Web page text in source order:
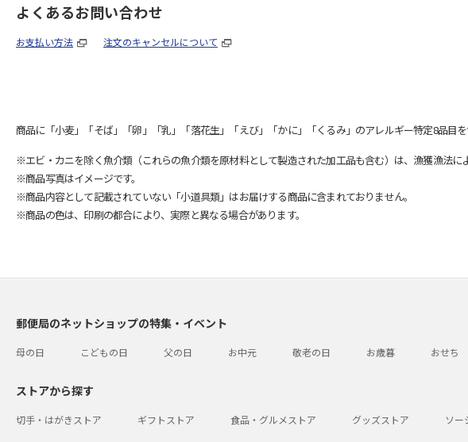
よくあるお問い合わせ
お支払い方法 注文のキャンセルについて
商品に「小麦」「そば」「卵」「乳」「落花生」「えび」「かに」「くるみ」のアレルギー特定8品目を
※エビ・カニを除く魚介類（これらの魚介類を原材料として製造された加工品も含む）は、漁獲漁法
※商品写真はイメージです。
※商品内容として記載されていない「小道具類」はお届けする商品に含まれておりません。
※商品の色は、印刷の都合により、実際と異なる場合があります。
郵便局のネットショップの特集・イベント
母の日 こどもの日 父の日 お中元 敬老の日 お歳暮 おせち
ストアから探す
切手・はがきストア ギフトストア 食品・グルメストア グッズストア ソー